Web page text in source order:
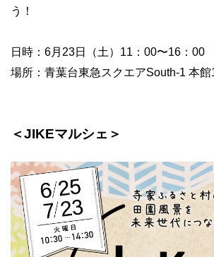
う！
日時：6月23日（土）11：00〜16：00
場所：青葉台東急スクエアSouth-1 本館
＜JIKEマルシェ＞